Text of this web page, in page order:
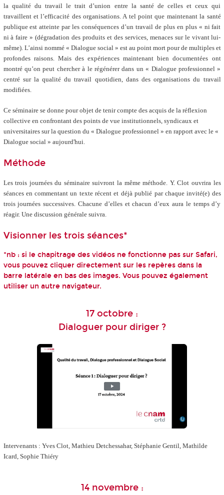
la qualité du travail le trait d’union entre la santé de celles et ceux qui
travaillent et l’efficacité des organisations. A tel point que maintenant la santé
publique est atteinte par les conséquences d’un travail de plus en plus « ni fait
ni à faire » (dégradation des produits et des services, menaces sur le vivant lui-
même). L’ainsi nommé « Dialogue social » est au point mort pour de multiples et
profondes raisons. Mais des expériences maintenant bien documentées ont
montré qu’on peut chercher à le régénérer dans un « Dialogue professionnel »
centré sur la qualité du travail quotidien, dans des organisations du travail
modifiées.
Ce séminaire se donne pour objet de tenir compte des acquis de la réflexion
collective en confrontant des points de vue institutionnels, syndicaux et
universitaires sur la question du « Dialogue professionnel » en rapport avec le «
Dialogue social » aujourd'hui.
Méthode
Les trois journées du séminaire suivront la même méthode. Y. Clot ouvrira les
séances en commentant un texte récent et déjà publié par chaque invité(e) des
trois journées successives. Chacune d’elles et chacun d’eux aura le temps d’y
réagir. Une discussion générale suivra.
Visionner les trois séances*
*nb : si le chapitrage des vidéos ne fonctionne pas sur Safari,
vous pouvez cliquer directement sur les repères dans la
barre latérale en bas des images. Vous pouvez également
utiliser un autre navigateur.
17 octobre :
Dialoguer pour diriger ?
Intervenants : Yves Clot, Mathieu Detchessahar, Stéphanie Gentil, Mathilde
Icard, Sophie Thiéry
14 novembre :